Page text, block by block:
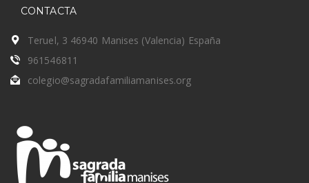
CONTACTA
Teruel, 3 46940 Manises (Valencia) España
961546811
colegio@sagradafamiliamanises.org